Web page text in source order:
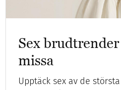
Sex
missa
Upptäck sex av de